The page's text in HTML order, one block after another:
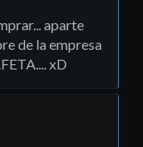
aparte
de la empresa
xD